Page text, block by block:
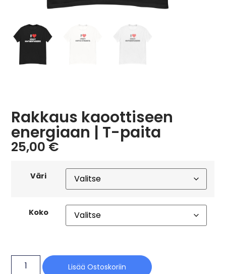
Rakkaus kaoottiseen
energiaan | T-paita
25,00€
Väri
Koko
Lisää Ostoskoriin